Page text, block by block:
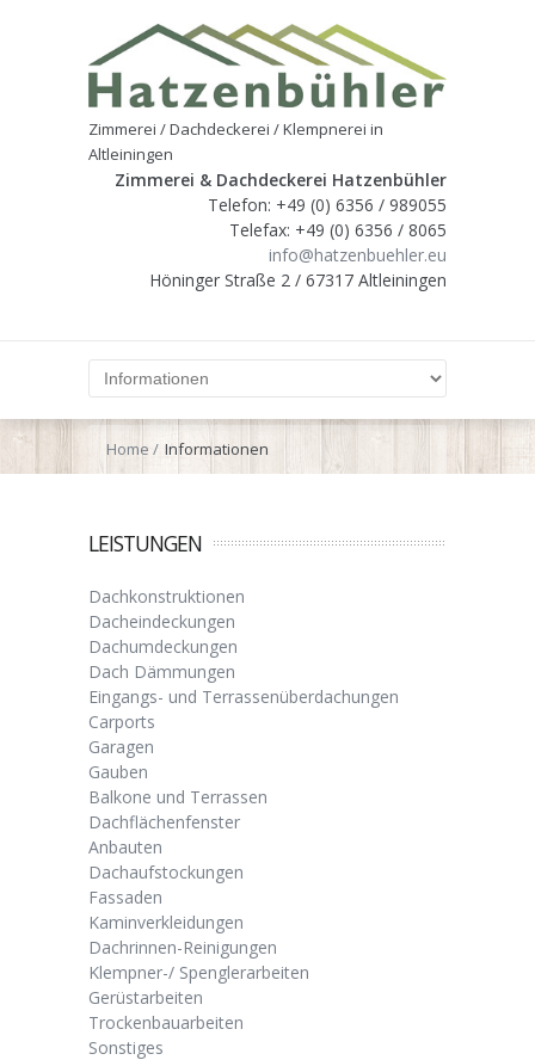
Zimmerei / Dachdeckerei / Klempnerei in
Altleiningen
Zimmerei & Dachdeckerei Hatzenbühler
Telefon: +49 (0) 6356 / 989055
Telefax: +49 (0) 6356 / 8065
info@hatzenbuehler.eu
Höninger Straße 2 / 67317 Altleiningen
Home Informationen
LEISTUNGEN
Dachkonstruktionen
Dacheindeckungen
Dachumdeckungen
Dach Dämmungen
Eingangs- und Terrassenüberdachungen
Carports
Garagen
Gauben
Balkone und Terrassen
Dachflächenfenster
Anbauten
Dachaufstockungen
Fassaden
Kaminverkleidungen
Dachrinnen-Reinigungen
Klempner-/ Spenglerarbeiten
Gerüstarbeiten
Trockenbauarbeiten
Sonstiges